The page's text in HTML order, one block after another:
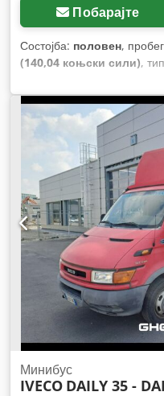
Побарајте
Состојба: половен,
(140,04 коњски сили),
,
прва регистрација:10/
Минибус
IVECO DAILY 35 -